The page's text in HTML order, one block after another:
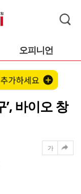
오피니언
’, 바이오 창
가